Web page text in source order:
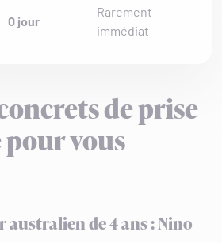
0 jour
Rarement
immédiat
de prise
pour vous
australien de 4 ans : Nino